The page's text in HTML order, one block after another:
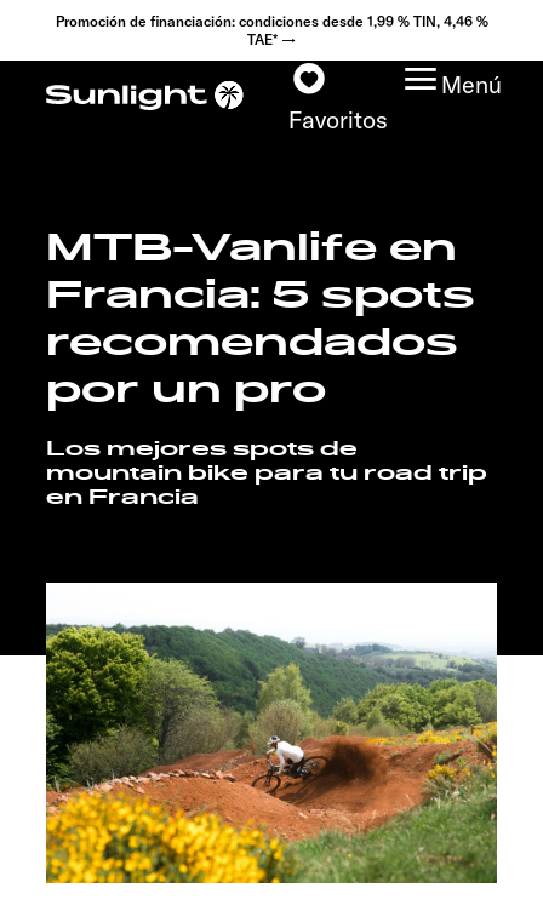
Promoción de financiación: condiciones desde 1,99 % TIN, 4,46 %
TAE* →
Favoritos
Menú
Modelos
Configurador
Encuentra tu Sunlight
Búsqueda de
concesionarios
MTB-Vanlife en
Francia: 5 spots
recomendados
por un pro
Los mejores spots de
mountain bike para tu road trip
en Francia